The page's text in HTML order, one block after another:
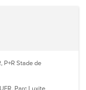
P+R Stade de
Parc Luxite